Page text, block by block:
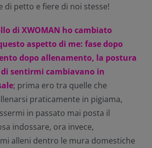
di petto e fiere di noi stesse!
di XWOMAN ho cambiato
aspetto di me: fase dopo
dopo allenamento, la postura
sentirmi cambiavano in
; prima ero tra quelle che
praticamente in pigiama,
in passato mai posta il
indossare, ora invece,
alleni dentro le mura domestiche